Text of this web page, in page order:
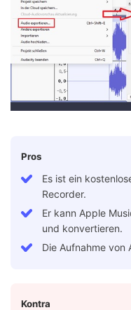
Pros
Es ist ein
Recorder.
Er kann Apple
und konvertieren.
Die Aufnahme von
Kontra